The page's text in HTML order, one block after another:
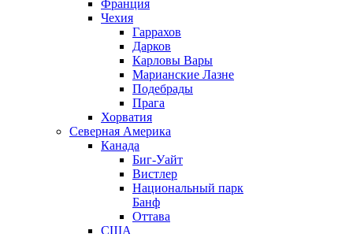
Франция
Чехия
Гаррахов
Дарков
Карловы Вары
Марианские Лазне
Подебрады
Прага
Хорватия
Северная Америка
Канада
Биг-Уайт
Вистлер
Национальный парк
Банф
Оттава
США